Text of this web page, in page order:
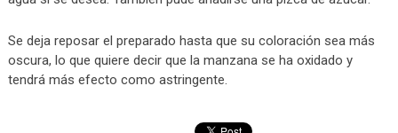
Se deja reposar el preparado hasta que su coloración sea más
oscura, lo que quiere decir que la manzana se ha oxidado y
tendrá más efecto como astringente.